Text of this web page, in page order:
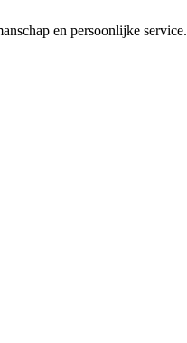
en persoonlijke service.